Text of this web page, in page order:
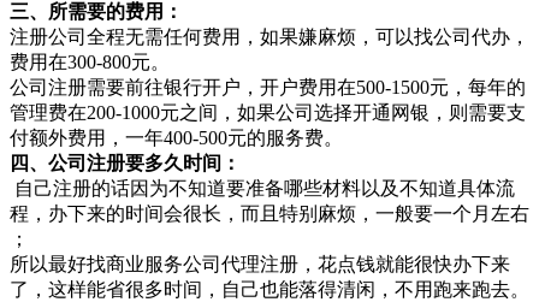
三、所需要的费用：
注册公司全程无需任何费用，如果嫌麻烦，可以找公司代办，
费用在300-800元。
公司注册需要前往银行开户，开户费用在500-1500元，每年的
管理费在200-1000元之间，如果公司选择开通网银，则需要支
付额外费用，一年400-500元的服务费。
四、公司注册要多久时间：
自己注册的话因为不知道要准备哪些材料以及不知道具体流
程，办下来的时间会很长，而且特别麻烦，一般要一个月左右
；
所以最好找商业服务公司代理注册，花点钱就能很快办下来
了，这样能省很多时间，自己也能落得清闲，不用跑来跑去。